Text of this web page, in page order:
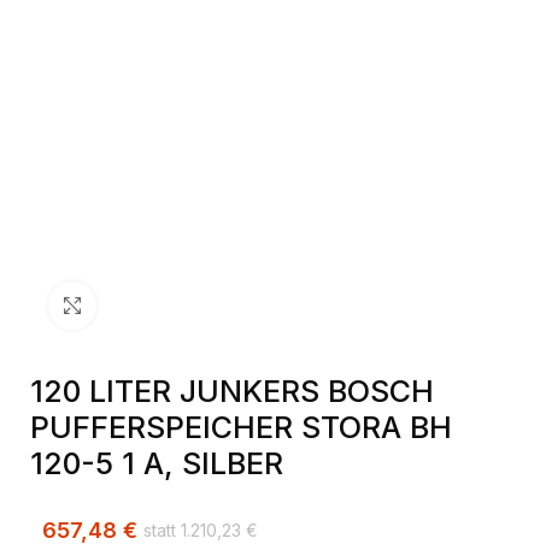
120 LITER JUNKERS BOSCH
PUFFERSPEICHER STORA BH
120-5 1 A, SILBER
1.210,23 €
657,48 €